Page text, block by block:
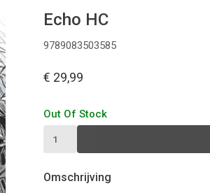
Echo HC
9789083503585
€ 29,99
Out Of Stock
Omschrijving